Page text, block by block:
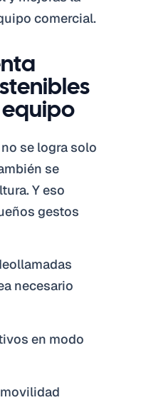
comercial.
se logra solo
se
Y eso
gestos
necesario
en modo